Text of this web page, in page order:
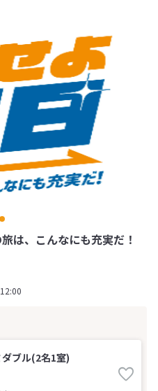
、こんなにも充実だ！
ダブル(2名1室)